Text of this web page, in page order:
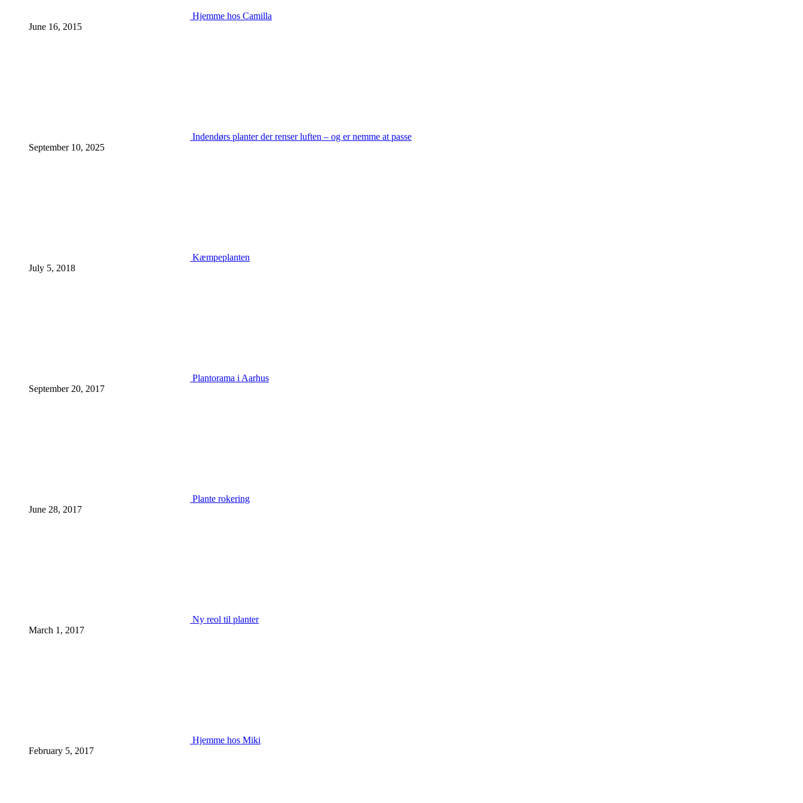
Hjemme hos Camilla
June 16, 2015
Indendørs planter der renser luften – og er nemme at passe
September 10, 2025
Kæmpeplanten
July 5, 2018
Plantorama i Aarhus
September 20, 2017
Plante rokering
June 28, 2017
Ny reol til planter
March 1, 2017
Hjemme hos Miki
February 5, 2017